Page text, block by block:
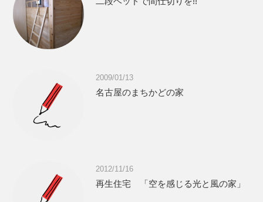
2009/01/13
名古屋のまちかどの家
2012/11/16
再生住宅 「空を感じる光と風の家」